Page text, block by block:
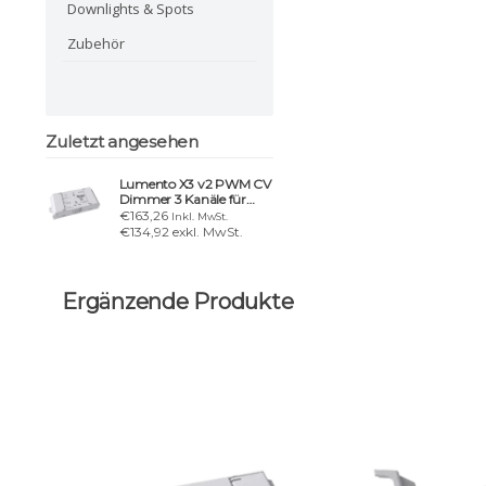
Downlights & Spots
Zubehör
Zuletzt angesehen
Lumento X3 v2 PWM CV
Dimmer 3 Kanäle für
LED-Lasten
€163,26 Inkl. MwSt.
€134,92 exkl. MwSt.
Ergänzende Produkte